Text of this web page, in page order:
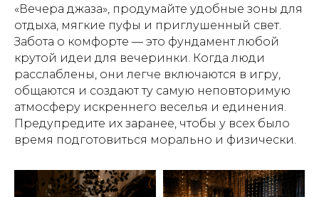
«Вечера джаза», продумайте удобные зоны для
отдыха, мягкие пуфы и приглушенный свет.
Забота о комфорте — это фундамент любой
крутой идеи для вечеринки. Когда люди
расслаблены, они легче включаются в игру,
общаются и создают ту самую неповторимую
атмосферу искреннего веселья и единения.
Предупредите их заранее, чтобы у всех было
время подготовиться морально и физически.